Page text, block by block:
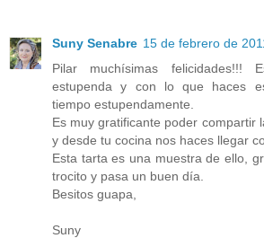
Suny Senabre 15 de febrero de
Pilar muchísimas felicidades!!!
estupenda y con lo que haces
tiempo estupendamente.
Es muy gratificante poder compartir
y desde tu cocina nos haces llegar
Esta tarta es una muestra de ello,
trocito y pasa un buen día.
Besitos guapa,
Suny